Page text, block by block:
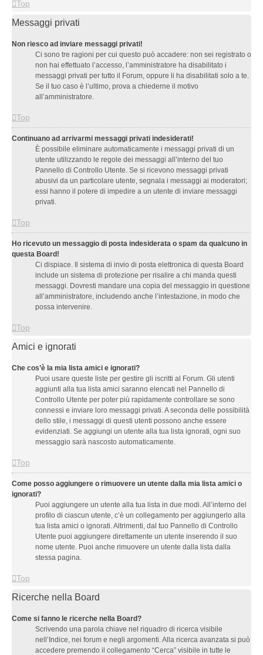
Top
Messaggi privati
Non riesco ad inviare messaggi privati!
Ci sono tre ragioni per cui questo può accadere: non sei registrato o
non hai effettuato l’accesso, l’amministratore ha disabilitato i
messaggi privati per tutto il Forum, oppure li ha disabilitati solo a te.
Se il tuo caso è l’ultimo, prova a chiederne il motivo
all’amministratore.
Top
Continuano ad arrivarmi messaggi privati indesiderati!
È possibile eliminare automaticamente i messaggi privati ​​di un
utente utilizzando le regole dei messaggi all’interno del tuo
Pannello di Controllo Utente. Se si ricevono messaggi privati ​​
abusivi da un particolare utente, segnala i messaggi ai moderatori;
essi hanno il potere di impedire a un utente di inviare messaggi
privati​​.
Top
Ho ricevuto un messaggio di posta indesiderata o spam da qualcuno in
questa Board!
Ci dispiace. Il sistema di invio di posta elettronica di questa Board
include un sistema di protezione per risalire a chi manda questi
messaggi. Dovresti mandare una copia del messaggio in questione
all’amministratore, includendo anche l’intestazione, in modo che
possa intervenire.
Top
Amici e ignorati
Che cos’è la mia lista amici e ignorati?
Puoi usare queste liste per gestire gli iscritti al Forum. Gli utenti
aggiunti alla tua lista amici saranno elencati nel Pannello di
Controllo Utente per poter più rapidamente controllare se sono
connessi e inviare loro messaggi privati. A seconda delle possibilità
dello stile, i messaggi di questi utenti possono anche essere
evidenziati. Se aggiungi un utente alla tua lista ignorati, ogni suo
messaggio sarà nascosto automaticamente.
Top
Come posso aggiungere o rimuovere un utente dalla mia lista amici o
ignorati?
Puoi aggiungere un utente alla tua lista in due modi. All’interno del
profilo di ciascun utente, c’è un collegamento per aggiungerlo alla
tua lista amici o ignorati. Altrimenti, dal tuo Pannello di Controllo
Utente puoi aggiungere direttamente un utente inserendo il suo
nome utente. Puoi anche rimuovere un utente dalla lista dalla
stessa pagina.
Top
Ricerche nella Board
Come si fanno le ricerche nella Board?
Scrivendo una parola chiave nel riquadro di ricerca visibile
nell’Indice, nei forum e negli argomenti. Alla ricerca avanzata si può
accedere premendo il collegamento “Cerca” visibile in tutte le